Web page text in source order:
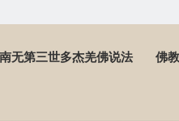
南无第三世多杰羌佛说法 佛